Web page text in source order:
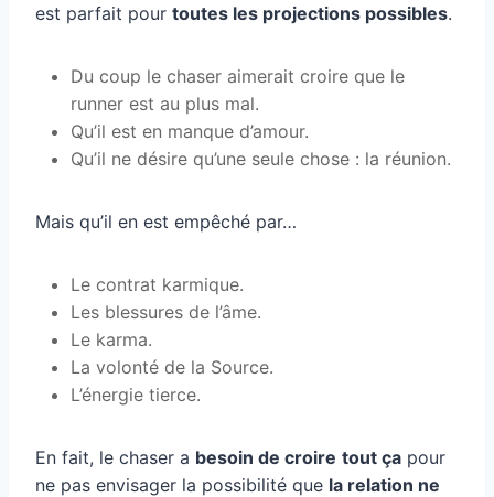
est parfait pour toutes les projections possibles.
Du coup le chaser aimerait croire que le
runner est au plus mal.
Qu’il est en manque d’amour.
Qu’il ne désire qu’une seule chose : la réunion.
Mais qu’il en est empêché par…
Le contrat karmique.
Les blessures de l’âme.
Le karma.
La volonté de la Source.
L’énergie tierce.
En fait, le chaser a besoin de croire tout ça pour
ne pas envisager la possibilité que la relation ne